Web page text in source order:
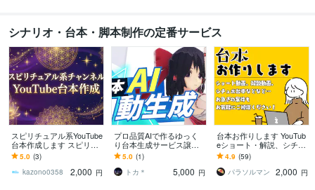
シナリオ・台本・脚本制作の定番サービス
スピリチュアル系YouTube
台本作成します スピリチ
ュアル系チャンネルの台
本を作成します
5.0 (3)
kazono0358
2,000 円
プロ品質AIで作るゆっく
り台本生成サービス譲渡
ます AIが作る新世代の台
本 〜楽をしてプロの台本
に〜
5.0 (1)
トカ＊
5,000 円
台本お作りします YouTub
eショート・解説、シチュ
ボ台本！お任せくださ
い！
4.9 (59)
パラソルマン
2,000 円